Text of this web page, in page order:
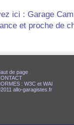
ici : Garage
et proche de
de page
: W3C et WAI
allo-garagistes.fr